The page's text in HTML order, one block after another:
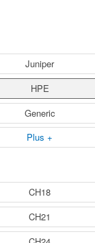
Juniper
HPE
Generic
Plus +
CH18
CH21